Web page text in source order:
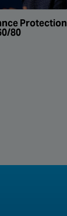
Protection
80